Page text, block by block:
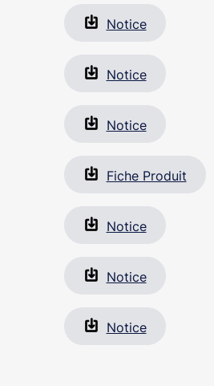
Notice
Notice
Notice
Fiche Produit
Notice
Notice
Notice